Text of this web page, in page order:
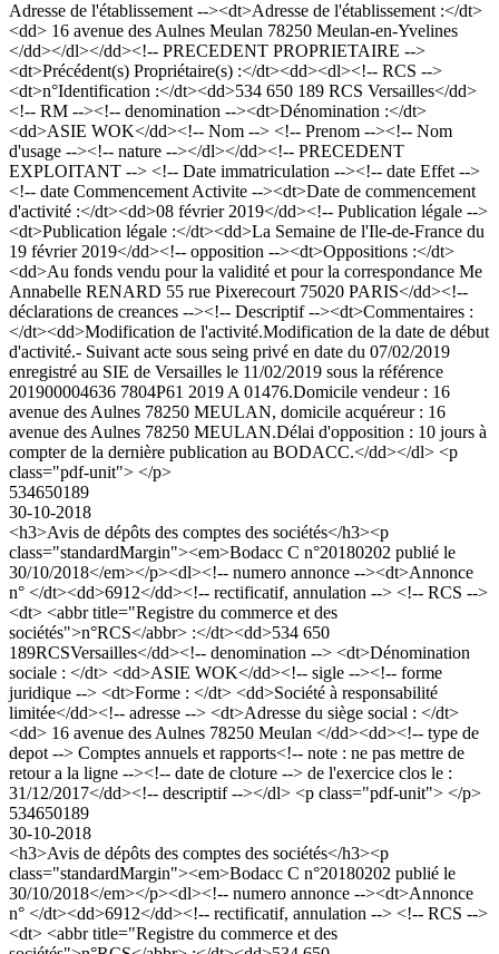
Adresse de l'établissement --><dt>Adresse de l'établissement :</dt>
<dd> 16 avenue des Aulnes Meulan 78250 Meulan-en-Yvelines
</dd></dl></dd><!-- PRECEDENT PROPRIETAIRE -->
<dt>Précédent(s) Propriétaire(s) :</dt><dd><dl><!-- RCS -->
<dt>n°Identification :</dt><dd>534 650 189 RCS Versailles</dd>
<!-- RM --><!-- denomination --><dt>Dénomination :</dt>
<dd>ASIE WOK</dd><!-- Nom --> <!-- Prenom --><!-- Nom
d'usage --><!-- nature --></dl></dd><!-- PRECEDENT
EXPLOITANT --> <!-- Date immatriculation --><!-- date Effet -->
<!-- date Commencement Activite --><dt>Date de commencement
d'activité :</dt><dd>08 février 2019</dd><!-- Publication légale -->
<dt>Publication légale :</dt><dd>La Semaine de l'Ile-de-France du
19 février 2019</dd><!-- opposition --><dt>Oppositions :</dt>
<dd>Au fonds vendu pour la validité et pour la correspondance Me
Annabelle RENARD 55 rue Pixerecourt 75020 PARIS</dd><!--
déclarations de creances --><!-- Descriptif --><dt>Commentaires :
</dt><dd>Modification de l'activité.Modification de la date de début
d'activité.- Suivant acte sous seing privé en date du 07/02/2019
enregistré au SIE de Versailles le 11/02/2019 sous la référence
201900004636 7804P61 2019 A 01476.Domicile vendeur : 16
avenue des Aulnes 78250 MEULAN, domicile acquéreur : 16
avenue des Aulnes 78250 MEULAN.Délai d'opposition : 10 jours à
compter de la dernière publication au BODACC.</dd></dl> <p
class="pdf-unit"> </p>
534650189
30-10-2018
<h3>Avis de dépôts des comptes des sociétés</h3><p
class="standardMargin"><em>Bodacc C n°20180202 publié le
30/10/2018</em></p><dl><!-- numero annonce --><dt>Annonce
n° </dt><dd>6912</dd><!-- rectificatif, annulation --> <!-- RCS -->
<dt> <abbr title="Registre du commerce et des
sociétés">n°RCS</abbr> :</dt><dd>534 650
189RCSVersailles</dd><!-- denomination --> <dt>Dénomination
sociale : </dt> <dd>ASIE WOK</dd><!-- sigle --><!-- forme
juridique --> <dt>Forme : </dt> <dd>Société à responsabilité
limitée</dd><!-- adresse --> <dt>Adresse du siège social : </dt>
<dd> 16 avenue des Aulnes 78250 Meulan </dd><dd><!-- type de
depot --> Comptes annuels et rapports<!-- note : ne pas mettre de
retour a la ligne --><!-- date de cloture --> de l'exercice clos le :
31/12/2017</dd><!-- descriptif --></dl> <p class="pdf-unit"> </p>
534650189
30-10-2018
<h3>Avis de dépôts des comptes des sociétés</h3><p
class="standardMargin"><em>Bodacc C n°20180202 publié le
30/10/2018</em></p><dl><!-- numero annonce --><dt>Annonce
n° </dt><dd>6912</dd><!-- rectificatif, annulation --> <!-- RCS -->
<dt> <abbr title="Registre du commerce et des